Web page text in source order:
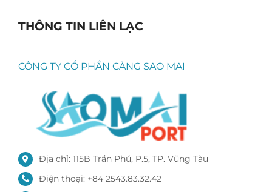
THÔNG TIN LIÊN LẠC
CÔNG TY CỔ PHẦN CẢNG SAO MAI
Địa chỉ: 115B Trần Phú, P.5, TP. Vũng Tàu
Điện thoại: +84 2543.83.32.42